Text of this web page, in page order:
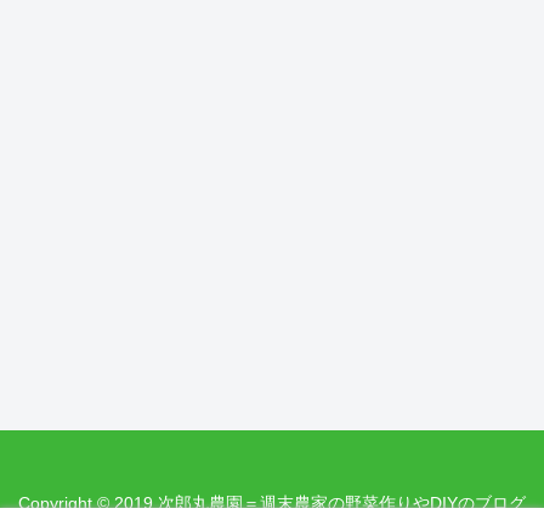
Copyright © 2019 次郎丸農園＝週末農家の野菜作りやDIYのブログ